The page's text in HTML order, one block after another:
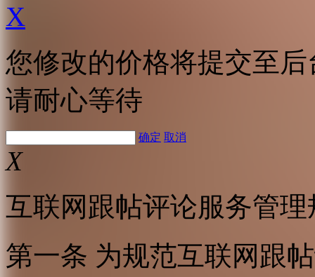
X
您修改的价格将提交至
请耐心等待
确定 取消
X
互联网跟帖评论服务管理
第一条 为规范互联网跟